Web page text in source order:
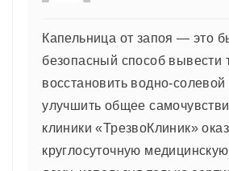
Капельница от запоя — это
безопасный способ вывести
восстановить водно-солевой
улучшить общее
клиники «ТрезвоКлиник»
круглосуточную